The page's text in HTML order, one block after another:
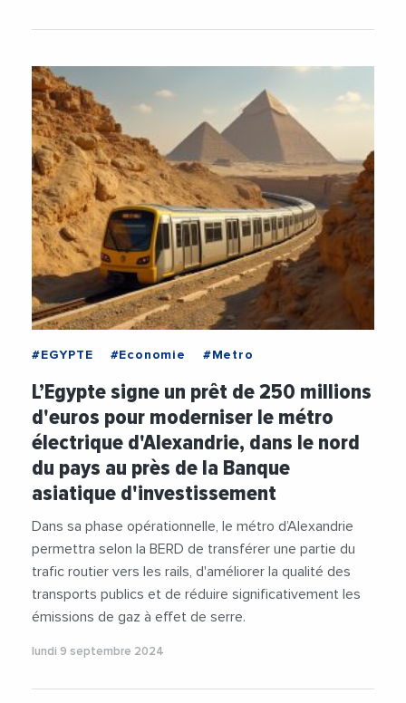
#EGYPTE #Economie #Metro
L’Egypte signe un prêt de 250 millions
d'euros pour moderniser le métro
électrique d'Alexandrie, dans le nord
du pays au près de la Banque
asiatique d'investissement
Dans sa phase opérationnelle, le métro d’Alexandrie
permettra selon la BERD de transférer une partie du
trafic routier vers les rails, d'améliorer la qualité des
transports publics et de réduire significativement les
émissions de gaz à effet de serre.
lundi 9 septembre 2024